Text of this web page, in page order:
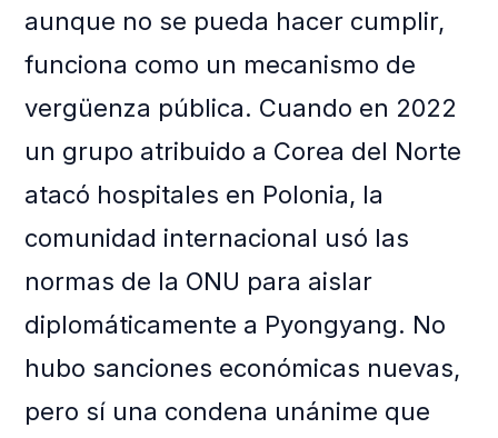
aunque no se pueda hacer cumplir,
funciona como un mecanismo de
vergüenza pública. Cuando en 2022
un grupo atribuido a Corea del Norte
atacó hospitales en Polonia, la
comunidad internacional usó las
normas de la ONU para aislar
diplomáticamente a Pyongyang. No
hubo sanciones económicas nuevas,
pero sí una condena unánime que